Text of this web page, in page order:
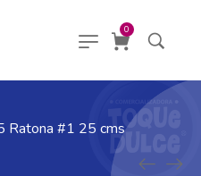
0
#1 25 cms